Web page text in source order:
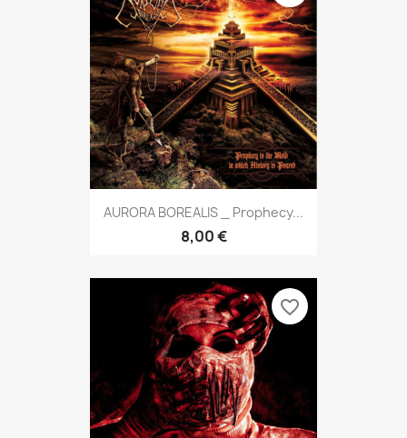
AURORA BOREALIS _ Prophecy...
8,00 €
favorite_border